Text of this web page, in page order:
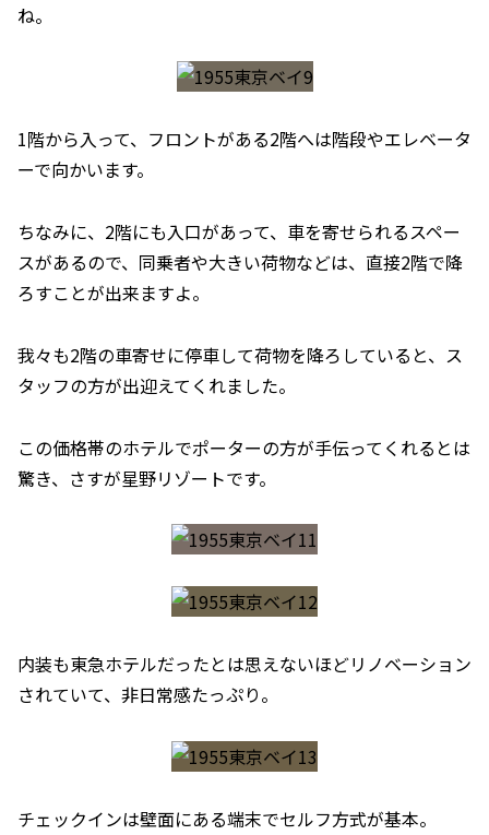
ね。
1階から入って、フロントがある2階へは階段やエレベータ
ーで向かいます。
ちなみに、2階にも入口があって、車を寄せられるスペー
スがあるので、同乗者や大きい荷物などは、直接2階で降
ろすことが出来ますよ。
我々も2階の車寄せに停車して荷物を降ろしていると、ス
タッフの方が出迎えてくれました。
この価格帯のホテルでポーターの方が手伝ってくれるとは
驚き、さすが星野リゾートです。
内装も東急ホテルだったとは思えないほどリノベーション
されていて、非日常感たっぷり。
チェックインは壁面にある端末でセルフ方式が基本。